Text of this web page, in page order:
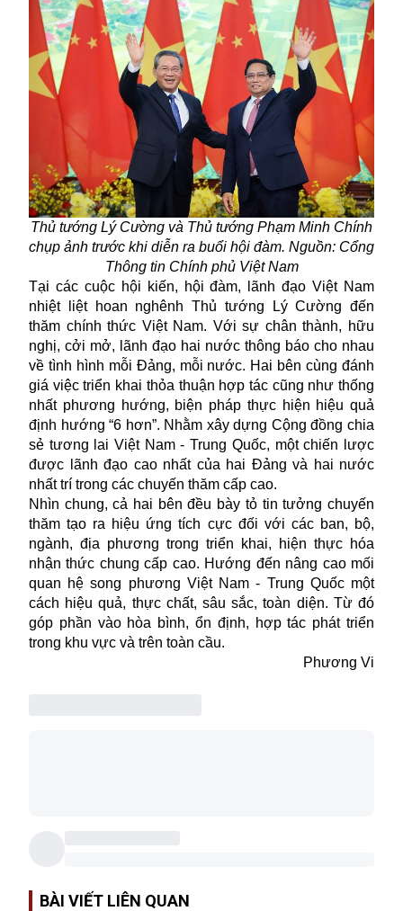
Thủ tướng Lý Cường và Thủ tướng Phạm Minh Chính
chụp ảnh trước khi diễn ra buổi hội đàm. Nguồn: Cổng
Thông tin Chính phủ Việt Nam
Tại các cuộc hội kiến, hội đàm, lãnh đạo Việt Nam
nhiệt liệt hoan nghênh Thủ tướng Lý Cường đến
thăm chính thức Việt Nam. Với sự chân thành, hữu
nghị, cởi mở, lãnh đạo hai nước thông báo cho nhau
về tình hình mỗi Đảng, mỗi nước. Hai bên cùng đánh
giá việc triển khai thỏa thuận hợp tác cũng như thống
nhất phương hướng, biện pháp thực hiện hiệu quả
định hướng “6 hơn”. Nhằm xây dựng Cộng đồng chia
sẻ tương lai Việt Nam - Trung Quốc, một chiến lược
được lãnh đạo cao nhất của hai Đảng và hai nước
nhất trí trong các chuyến thăm cấp cao.
Nhìn chung, cả hai bên đều bày tỏ tin tưởng chuyến
thăm tạo ra hiệu ứng tích cực đối với các ban, bộ,
ngành, địa phương trong triển khai, hiện thực hóa
nhận thức chung cấp cao. Hướng đến nâng cao mối
quan hệ song phương Việt Nam - Trung Quốc một
cách hiệu quả, thực chất, sâu sắc, toàn diện. Từ đó
góp phần vào hòa bình, ổn định, hợp tác phát triển
trong khu vực và trên toàn cầu.
Phương Vi
BÀI VIẾT LIÊN QUAN